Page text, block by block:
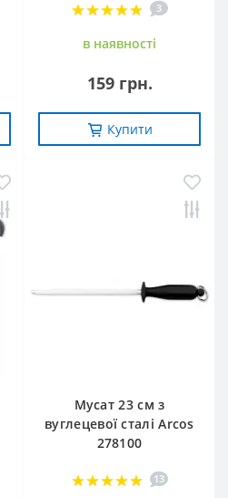
3
в наявностi
159 грн.
Купити
Мусат 23 см з
вуглецевої сталі Arcos
278100
13